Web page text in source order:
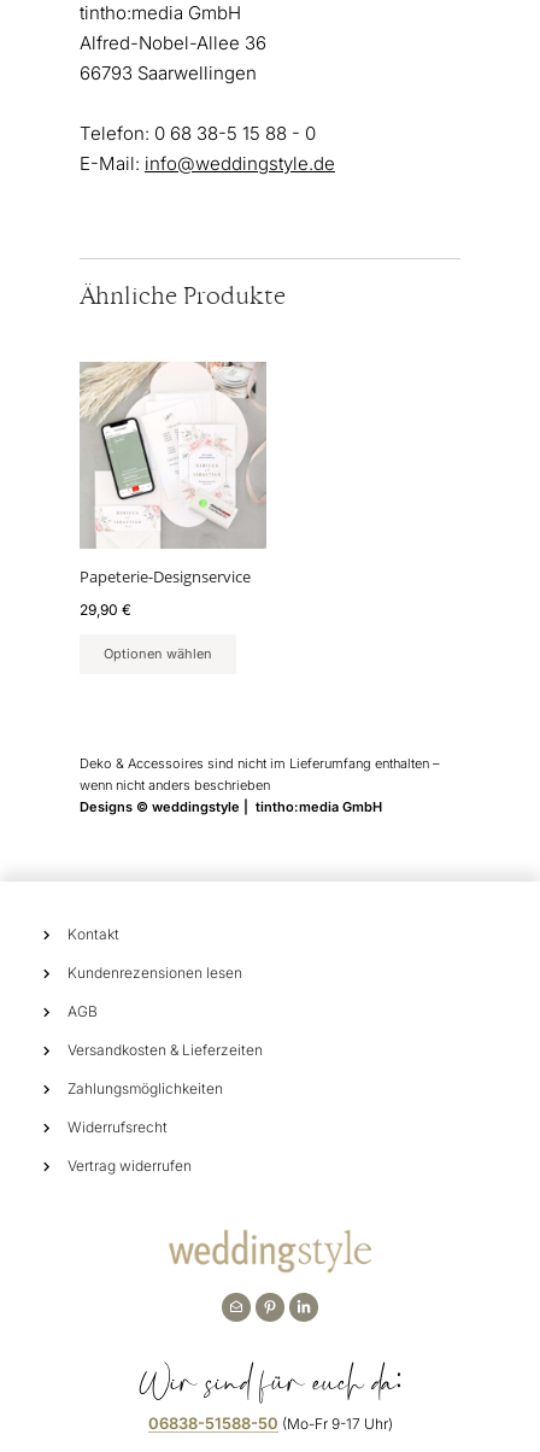
tintho:media GmbH
Alfred-Nobel-Allee 36
66793 Saarwellingen
Telefon: 0 68 38-5 15 88 - 0
E-Mail: info@weddingstyle.de
Ähnliche Produkte
Papeterie-Designservice
29,90 €
Optionen wählen
Deko & Accessoires sind nicht im Lieferumfang enthalten –
wenn nicht anders beschrieben
Designs © weddingstyle | tintho:media GmbH
Kontakt
Kundenrezensionen lesen
AGB
Versandkosten & Lieferzeiten
Zahlungsmöglichkeiten
Widerrufsrecht
Vertrag widerrufen
Wir sind für euch da:
06838-51588-50 (Mo-Fr 9-17 Uhr)